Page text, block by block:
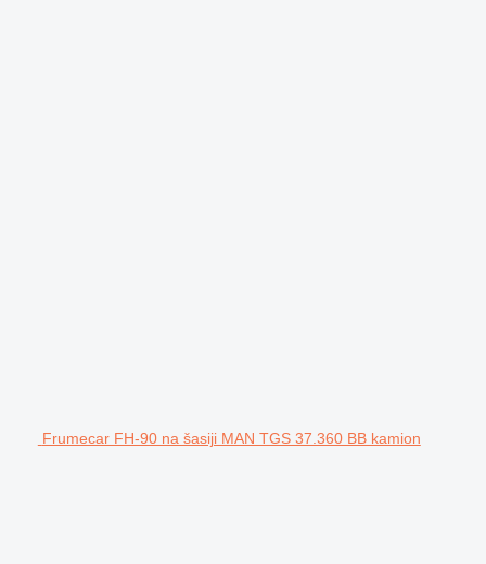
Frumecar FH-90 na šasiji MAN TGS 37.360 BB kamion